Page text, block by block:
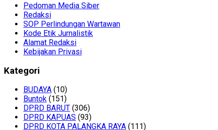
Pedoman Media Siber
Redaksi
SOP Perlindungan Wartawan
Kode Etik Jurnalistik
Alamat Redaksi
Kebijakan Privasi
Kategori
BUDAYA (10)
Buntok (151)
DPRD BARUT (306)
DPRD KAPUAS (93)
DPRD KOTA PALANGKA RAYA (111)